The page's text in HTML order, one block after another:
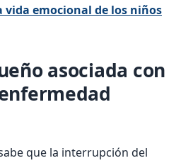
vida emocional de los niños
asociada con
que la interrupción del